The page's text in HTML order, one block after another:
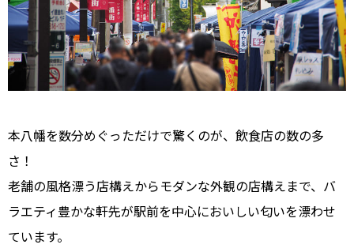
本八幡を数分めぐっただけで驚くのが、飲食店の数の多
さ！
老舗の風格漂う店構えからモダンな外観の店構えまで、バ
ラエティ豊かな軒先が駅前を中心においしい匂いを漂わせ
ています。